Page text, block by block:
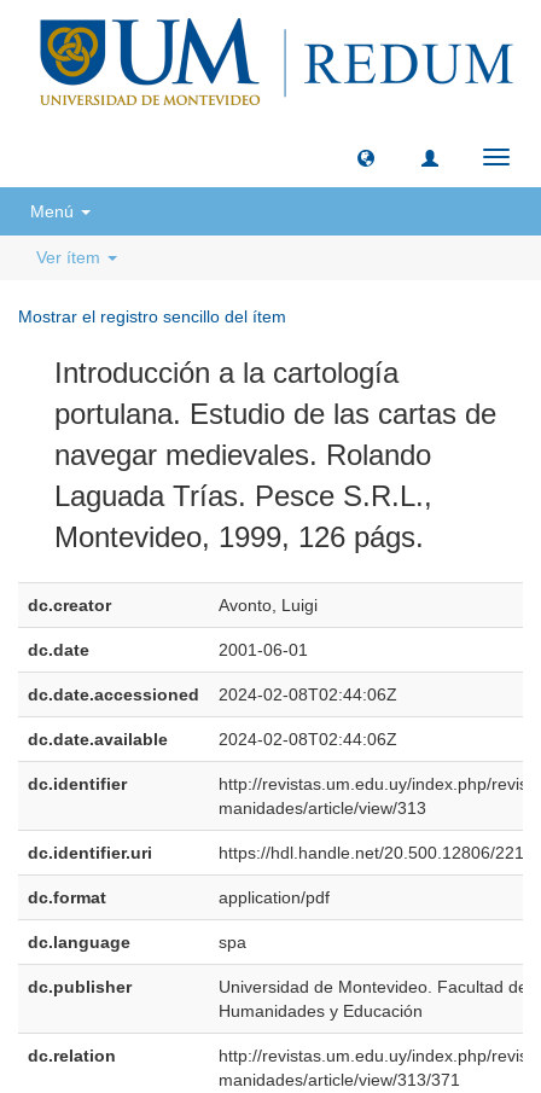
Menú
Ver ítem
Mostrar el registro sencillo del ítem
Introducción a la cartología
portulana. Estudio de las cartas de
navegar medievales. Rolando
Laguada Trías. Pesce S.R.L.,
Montevideo, 1999, 126 págs.
dc.creator Avonto, Luigi
dc.date 2001-06-01
dc.date.accessioned 2024-02-08T02:44:06Z
dc.date.available 2024-02-08T02:44:06Z
dc.identifier
http://revistas.um.edu.uy/index.php/
manidades/article/view/313
dc.identifier.uri https://hdl.handle.net/20.500.12806/2212
dc.format application/pdf
dc.language spa
dc.publisher
Universidad de Montevideo. Facultad de
Humanidades y Educación
dc.relation
http://revistas.um.edu.uy/index.php/
manidades/article/view/313/371